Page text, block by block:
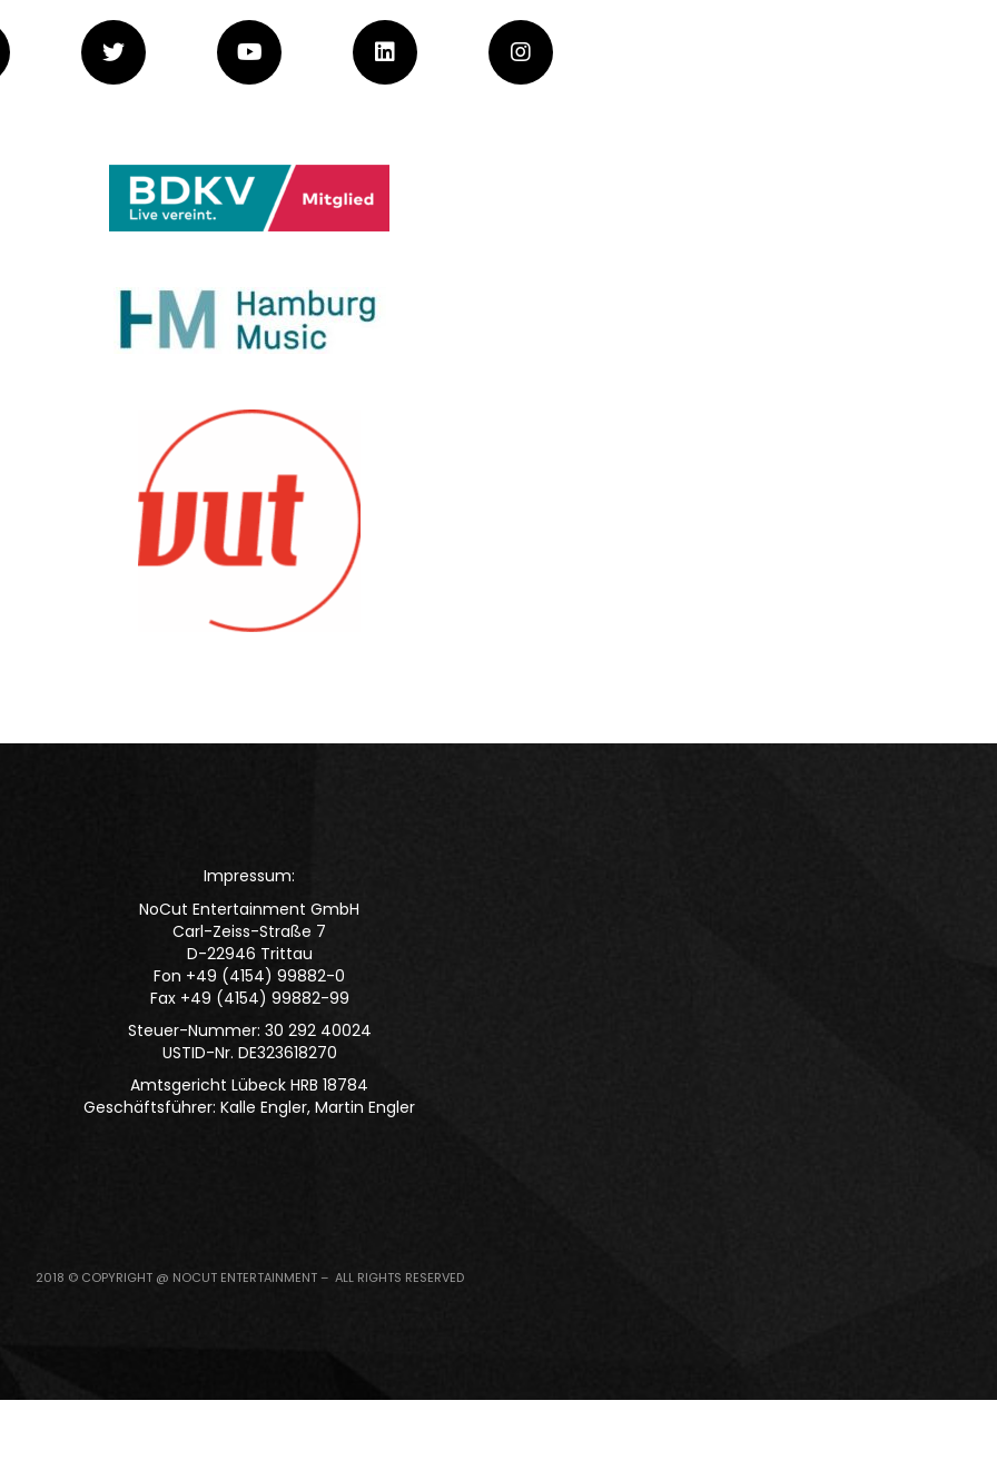
Impressum:
NoCut Entertainment GmbH
Carl-Zeiss-Straße 7
D-22946 Trittau
Fon +49 (4154) 99882-0
Fax +49 (4154) 99882-99
Steuer-Nummer: 30 292 40024
USTID-Nr. DE323618270
Amtsgericht Lübeck HRB 18784
Geschäftsführer: Kalle Engler, Martin Engler
2018 © COPYRIGHT @ NOCUT ENTERTAINMENT – ALL RIGHTS RESERVED